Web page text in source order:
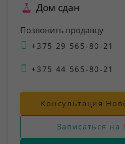
Дом сдан
Позвонить продавцу
+375 29 565-80-21
+375 44 565-80-21
Консультация
Записаться на